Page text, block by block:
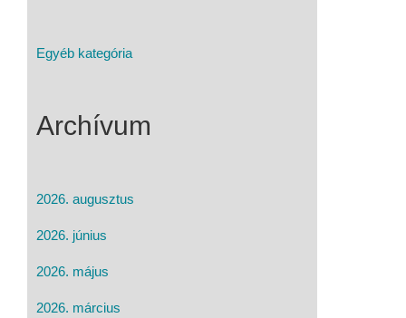
Egyéb kategória
Archívum
2026. augusztus
2026. június
2026. május
2026. március